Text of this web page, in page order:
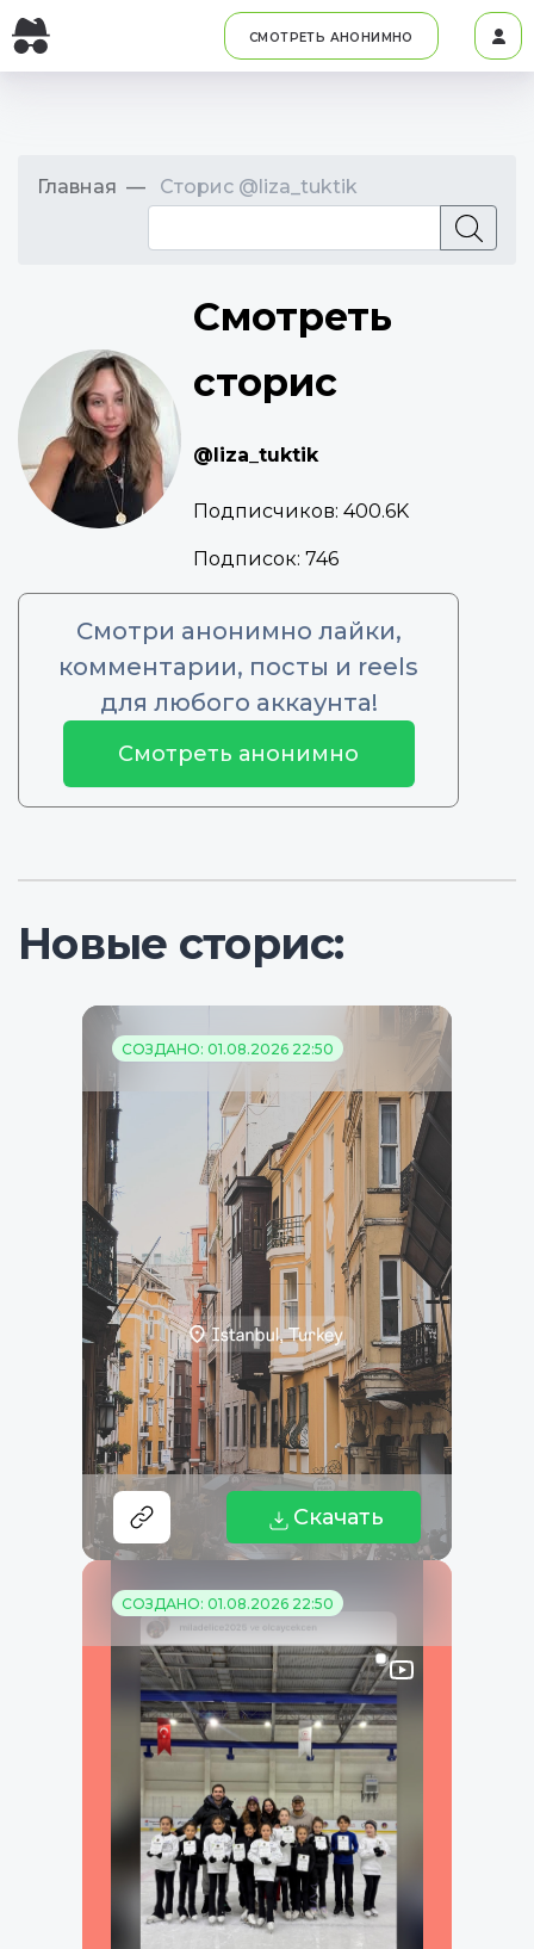
СМОТРЕТЬ АНОНИМНО
Главная Сторис @liza_tuktik
Смотреть
сторис
@liza_tuktik
Подписчиков: 400.6K
Подписок: 746
Смотри анонимно лайки,
комментарии, посты и reels
для любого аккаунта!
Смотреть анонимно
Новые сторис:
СОЗДАНО: 01.08.2026 22:50
Скачать
СОЗДАНО: 01.08.2026 22:50